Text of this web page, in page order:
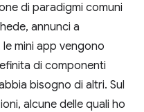
di paradigmi comuni
annunci a
mini app vengono
di componenti
bisogno di altri. Sul
alcune delle quali ho